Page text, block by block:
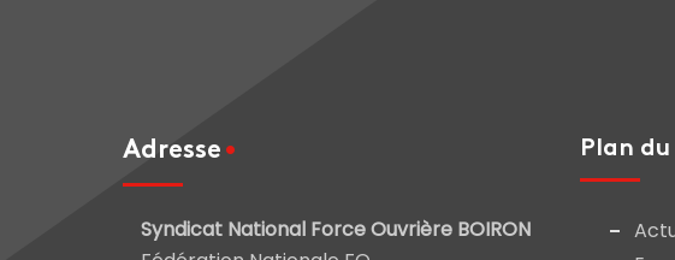
Adresse
Syndicat National Force Ouvrière BOIRON
Plan